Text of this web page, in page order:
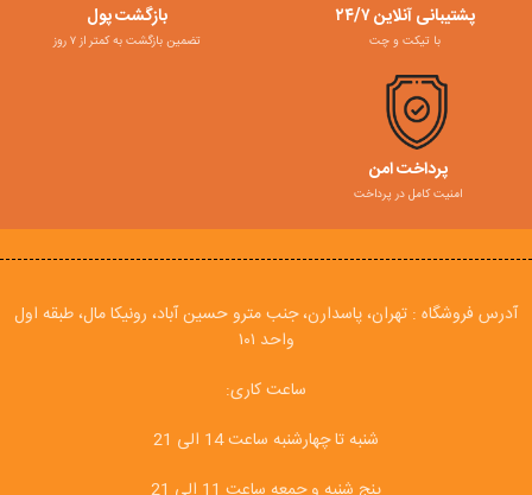
پشتیبانی آنلاین ۲۴/۷
با تیکت و چت
بازگشت پول
تضمین بازگشت به کمتر از ۷ روز
پرداخت امن
امنیت کامل در پرداخت
آدرس فروشگاه : تهران، پاسدارن، جنب مترو حسین آباد، رونیکا مال، طبقه اول
واحد ۱۰۱
ساعت کاری:
شنبه تا چهارشنبه ساعت 14 الی 21